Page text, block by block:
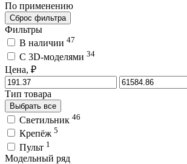
По применению
Сброс фильтра
Фильтры
В наличии 47
C 3D-моделями 34
Цена, ₽
Тип товара
Выбрать все
Светильник 46
Крепёж 5
Пульт 1
Модельный ряд